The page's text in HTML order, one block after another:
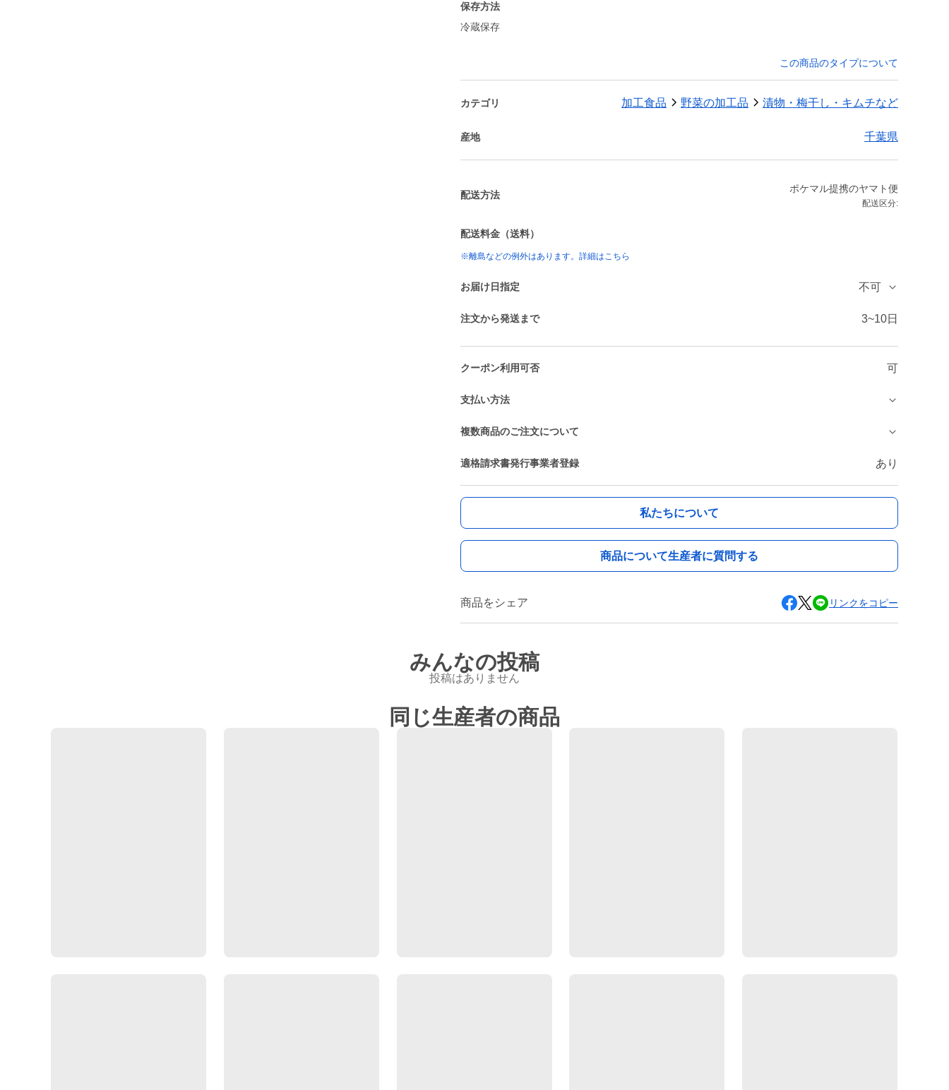
保存方法
冷蔵保存
この商品のタイプについて
カテゴリ 加工食品 野菜の加工品 漬物・梅干し・キムチなど
産地 千葉県
配送方法
ポケマル提携のヤマト便
配送区分:
配送料金（送料）
※離島などの例外はあります。詳細はこちら
お届け日指定 不可
注文から発送まで 3~10日
クーポン利用可否 可
支払い方法
複数商品のご注文について
適格請求書発行事業者登録 あり
私たちについて
商品について生産者に質問する
商品をシェア リンクをコピー
みんなの投稿
投稿はありません
同じ生産者の商品